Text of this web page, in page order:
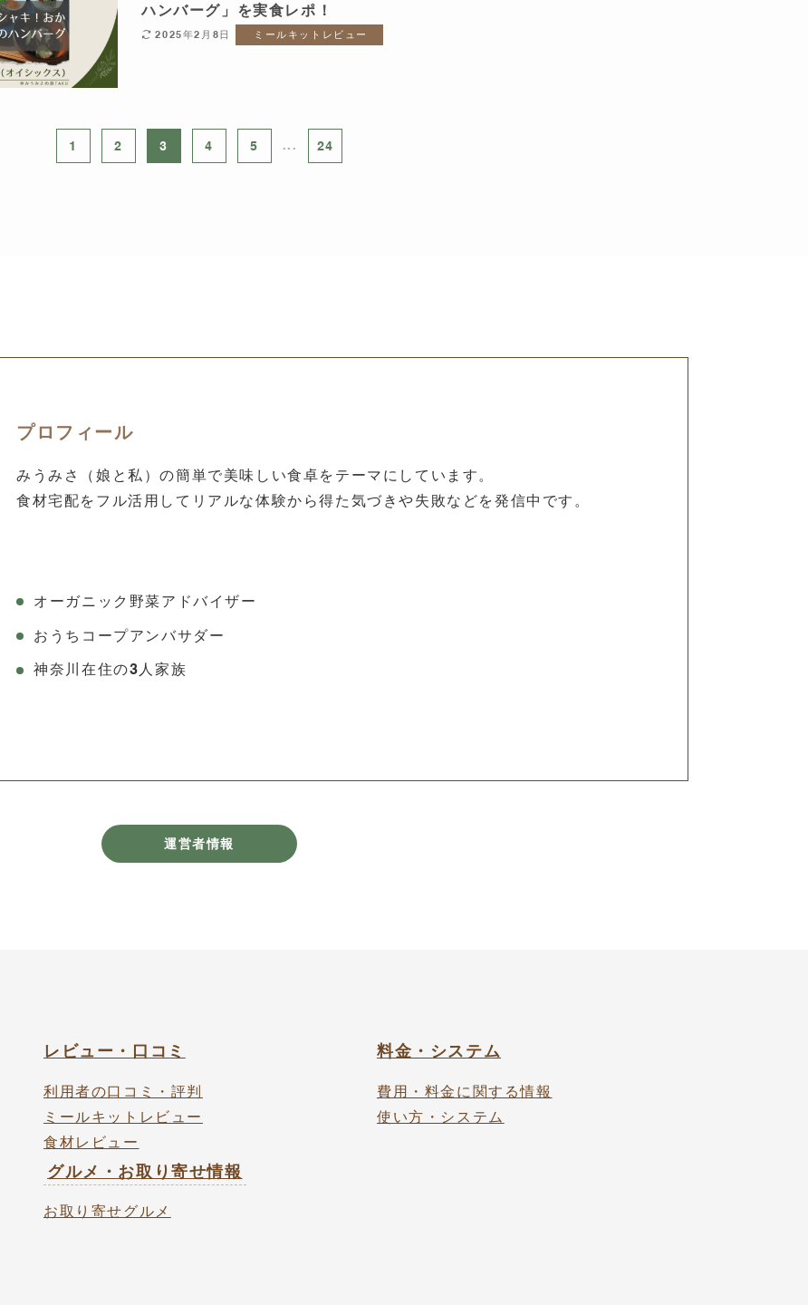
ハンバーグ」を実食レポ！
2025年2月8日 ミールキットレビュー
1 2 3 4 5 ... 24
プロフィール
みうみさ（娘と私）の簡単で美味しい食卓をテーマにしています。
食材宅配をフル活用してリアルな体験から得た気づきや失敗などを発信中です。
オーガニック野菜アドバイザー
おうちコープアンバサダー
神奈川在住の3人家族
運営者情報
レビュー・口コミ
利用者の口コミ・評判
ミールキットレビュー
食材レビュー
料金・システム
費用・料金に関する情報
使い方・システム
グルメ・お取り寄せ情報
お取り寄せグルメ